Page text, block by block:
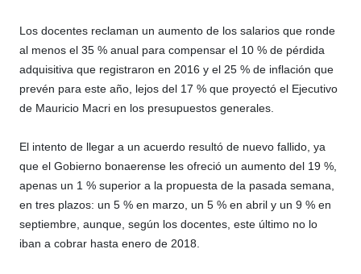
Los docentes reclaman un aumento de los salarios que ronde
al menos el 35 % anual para compensar el 10 % de pérdida
adquisitiva que registraron en 2016 y el 25 % de inflación que
prevén para este año, lejos del 17 % que proyectó el Ejecutivo
de Mauricio Macri en los presupuestos generales.
El intento de llegar a un acuerdo resultó de nuevo fallido, ya
que el Gobierno bonaerense les ofreció un aumento del 19 %,
apenas un 1 % superior a la propuesta de la pasada semana,
en tres plazos: un 5 % en marzo, un 5 % en abril y un 9 % en
septiembre, aunque, según los docentes, este último no lo
iban a cobrar hasta enero de 2018.